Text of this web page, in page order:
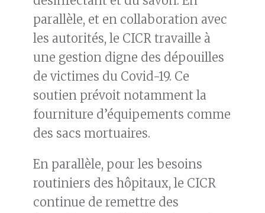
parallèle, et en collaboration avec
les autorités, le CICR travaille à
une gestion digne des dépouilles
de victimes du Covid-19. Ce
soutien prévoit notamment la
fourniture d’équipements comme
des sacs mortuaires.
En parallèle, pour les besoins
routiniers des hôpitaux, le CICR
continue de remettre des